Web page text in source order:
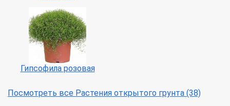
Гипсофила розовая
Посмотреть все Растения открытого грунта (38)